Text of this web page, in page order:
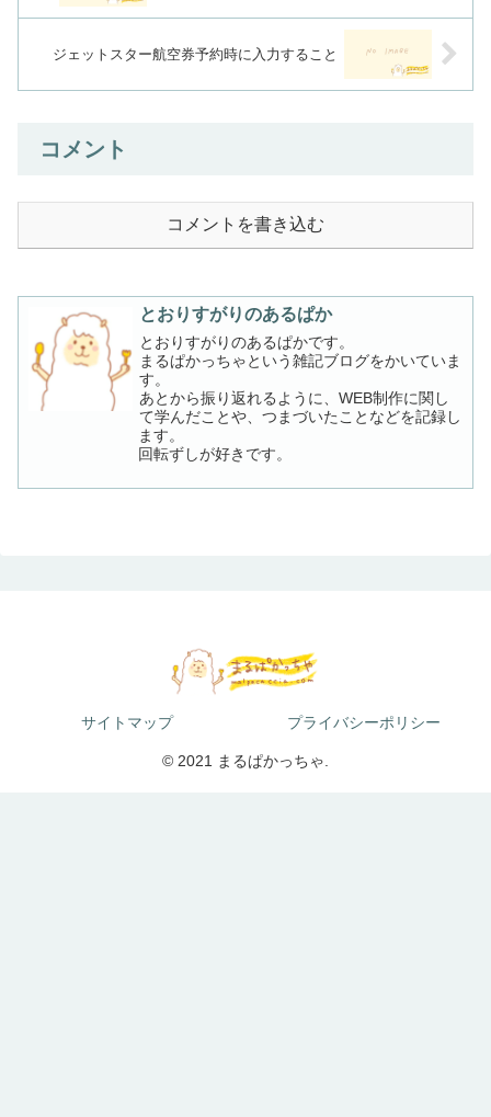
ジェットスター航空券予約時に入力すること
コメント
コメントを書き込む
とおりすがりのあるぱか
とおりすがりのあるぱかです。
まるぱかっちゃという雑記ブログをかいていま
す。
あとから振り返れるように、WEB制作に関し
て学んだことや、つまづいたことなどを記録し
ます。
回転ずしが好きです。
サイトマップ プライバシーポリシー
© 2021 まるぱかっちゃ.